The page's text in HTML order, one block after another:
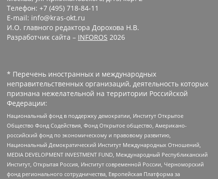
Телефон: +7 (495) 718-84-11
E-mail: info@kras-okt.ru
И.О. главного редактора Дорохова Н.В.
Разработчик сайта – INFOROS 2026
* Перечень иностранных и международных
неправительственных организаций, деятельность которых
признана нежелательной на территории Российской
Федерации:
Национальный фонд в поддержку демократии, Институт Открытое
Общество Фонд Содействия, Фонд Открытое общество, Американо-
российский фонд по экономическому и правовому развитию,
Национальный Демократический Институт Международных Отношений,
MEDIA DEVELOPMENT INVESTMENT FUND, Международный Республиканский
Институт, Открытая Россия, Институт современной России, Черноморский
фонд регионального сотрудничества, Европейская Платформа за